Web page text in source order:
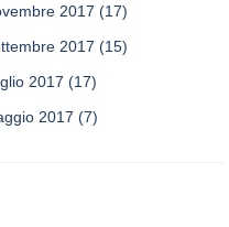
2017 (17)
2017 (15)
2017 (17)
2017 (7)